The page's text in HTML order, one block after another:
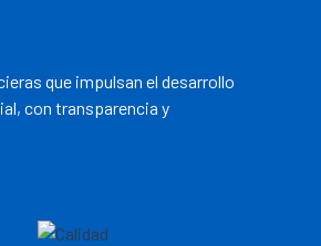
que impulsan el desarrollo
con transparencia y